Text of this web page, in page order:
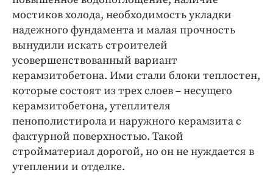
мостиков холода, необходимость укладки
надежного фундамента и малая прочность
вынудили искать строителей
усовершенствованный вариант
керамзитобетона. Ими стали блоки теплостен,
которые состоят из трех слоев – несущего
керамзитобетона, утеплителя
пенополистирола и наружного керамзита с
фактурной поверхностью. Такой
стройматериал дорогой, но он не нуждается в
утеплении и отделке.